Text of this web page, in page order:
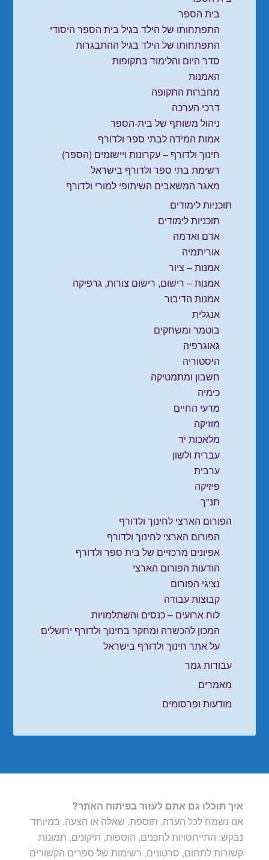
בית הספר
התפתחותו של הילד בגיל בית הספר היסודי
התפתחותו של הילד בגיל ההתבגרות
סדר היום והלימוד בתקופות
האמנות
מחברות התקופה
דרכי הערכה
ניהול משותף של בית-הספר
אמות המידה לבתי ספר ולדורף
חינוך ולדורף – עקרונות ויישומים (הספר)
רשימת בתי ספר ולדורף בישראל
מאגר המשאבים השיתופי למורי ולדורף
תוכניות לימודים
תוכניות לימודים
אדם ואדמה
אוריתמיה
אמנות – ציור
אמנות – רישום, רישום צורות, גרפיקה
אמנות הדיבור
אנגלית
בוטמר ומשחקים
גאוגרפיה
היסטוריה
חשבון ומתמטיקה
כימיה
מדעי החיים
מוזיקה
מלאכות יד
עברית ולשון
ערבית
פיזיקה
תנ"ך
הפורום הארצי לחינוך ולדורף
הפורום הארצי לחינוך ולדורף
אפיונים מרכזיים של בית ספר ולדורף
הודעות הפורום הארצי
נציגי הפורום
קבוצות עבודה
לוח ארועים – כנסים והשתלמויות
המכון להכשרה ומחקר בחינוך ולדורף ירושלים
על אתר חינוך ולדורף בישראל
עבודות גמר
מאמרים
מודעות ופרסומים
איך תוכלו גם אתם לעזור בפיתוח האתר?
אנו נשמח לכל הערה, תוספת, שאלה או הצעה. במיוחד
נבקש: התייחסויות לתכנים, הוספות, תיקונים, תמונות
קשורות לתחום, סרטונים, רשימות של ספרים הקשורים